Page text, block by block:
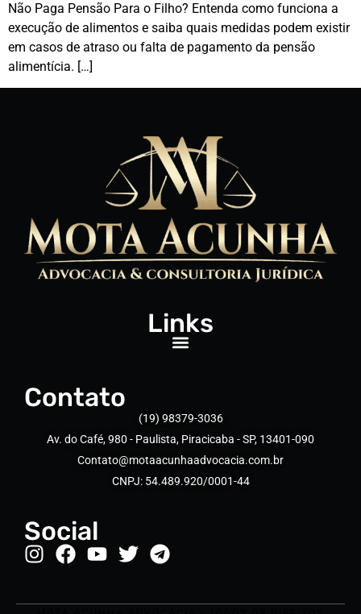
Não Paga Pensão Para o Filho? Entenda como funciona a
execução de alimentos e saiba quais medidas podem existir
em casos de atraso ou falta de pagamento da pensão
alimentícia. […]
Links
Contato
(19) 98379-3036
Av. do Café, 980 - Paulista, Piracicaba - SP, 13401-090
Contato@motaacunhaadvocacia.com.br
CNPJ: 54.489.920/0001-44
Social